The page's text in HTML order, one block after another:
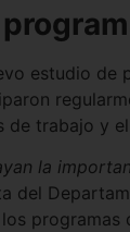
estudio de
de trabajo y
la
del
programas